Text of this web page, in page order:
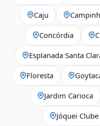
Caju
Concórdia
Esplanada Santa
Floresta
Jardim Carioca
Jóquei Clube